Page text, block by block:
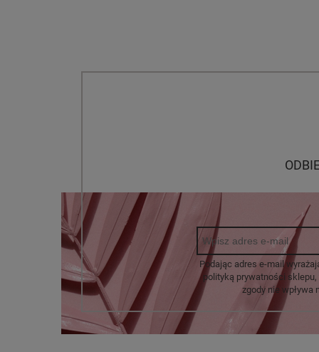
Podając adres e-mail
polityką prywatności
zgody nie wpływa